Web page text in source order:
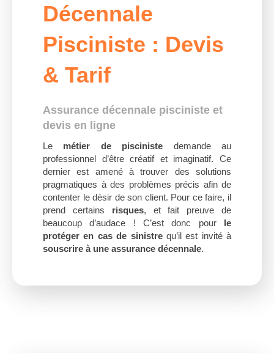
Décennale
Pisciniste : Devis
& Tarif
Assurance décennale pisciniste et
devis en ligne
Le métier de pisciniste demande au
professionnel d’être créatif et imaginatif. Ce
dernier est amené à trouver des solutions
pragmatiques à des problèmes précis afin de
contenter le désir de son client. Pour ce faire, il
prend certains risques, et fait preuve de
beaucoup d’audace ! C’est donc pour le
protéger en cas de sinistrequ’il est invité à
souscrire à une assurance décennale.